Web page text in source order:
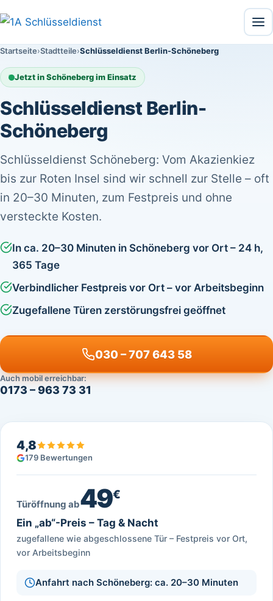
Menü
Startseite Stadtteile Schlüsseldienst Berlin-Schöneberg
Jetzt in Schöneberg im Einsatz
Schlüsseldienst Berlin-
Schöneberg
Schlüsseldienst Schöneberg: Vom Akazienkiez
bis zur Roten Insel sind wir schnell zur Stelle – oft
in 20–30 Minuten, zum Festpreis und ohne
versteckte Kosten.
In ca. 20–30 Minuten in Schöneberg vor Ort – 24 h,
365 Tage
Verbindlicher Festpreis vor Ort – vor Arbeitsbeginn
Zugefallene Türen zerstörungsfrei geöffnet
030 – 707 643 58
Auch mobil erreichbar:
0173 – 963 73 31
4,8
179 Bewertungen
Türöffnung ab49€
Ein „ab“-Preis – Tag & Nacht
zugefallene wie abgeschlossene Tür – Festpreis vor Ort,
vor Arbeitsbeginn
Anfahrt nach Schöneberg: ca. 20–30 Minuten